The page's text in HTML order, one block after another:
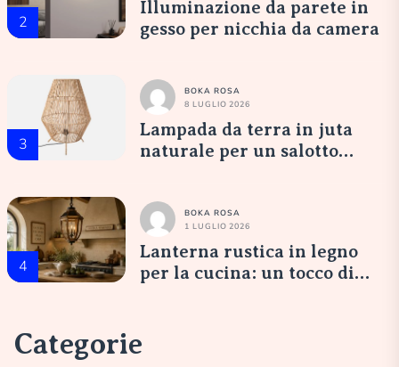
2
Illuminazione da parete in
gesso per nicchia da camera
3
BOKA ROSA
8 LUGLIO 2026
Lampada da terra in juta
naturale per un salotto
4
BOKA ROSA
1 LUGLIO 2026
Lanterna rustica in legno
per la cucina: un tocco di
Categorie